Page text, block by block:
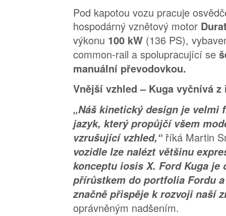
Pod kapotou vozu pracuje
hospodárný vznětový motor
výkonu 100 kW (136 PS),
common-rail a spolupracující se
manuální převodovkou.
Vnější vzhled – Kuga vyčnívá z
„Náš kinetický design je velmi
jazyk, který propůjčí všem
vzrušující vzhled,“říká Martin
vozidle lze nalézt většinu
konceptu iosis X. Ford Kuga je
přírůstkem do portfolia Fordu
značně přispěje k rozvoji naší
oprávněným nadšením.